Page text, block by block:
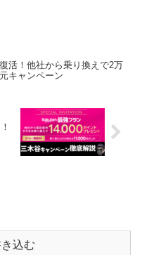
活！他社から乗り換えで2万
キャンペーン
込む